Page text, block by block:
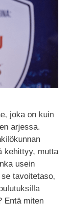
joka on kuin
arjessa.
kehittyy, mutta
usein
tavoitetaso,
Entä miten